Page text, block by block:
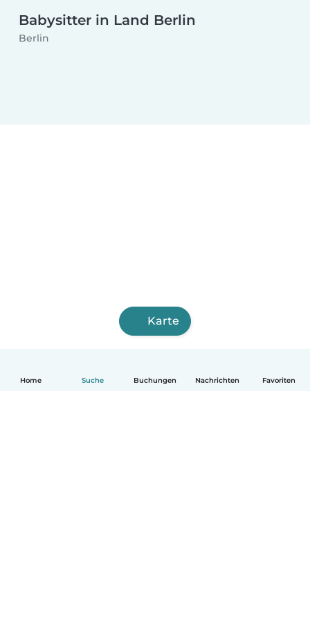
Home Suche Buchungen Nachrichten Favoriten
Babysitter in Land Berlin
Berlin
Karte